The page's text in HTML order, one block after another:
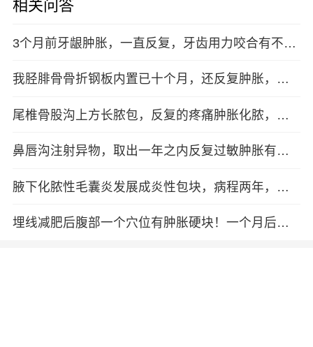
相关问答
3个月前牙龈肿胀，一直反复，牙齿用力咬合有不适
我胫腓骨骨折钢板内置已十个月，还反复肿胀，请
尾椎骨股沟上方长脓包，反复的疼痛肿胀化脓，怎
鼻唇沟注射异物，取出一年之内反复过敏肿胀有硬
腋下化脓性毛囊炎发展成炎性包块，病程两年，反
肿胀迹象，疑
埋线减肥后腹部一个穴位有肿胀硬块！一个月后红